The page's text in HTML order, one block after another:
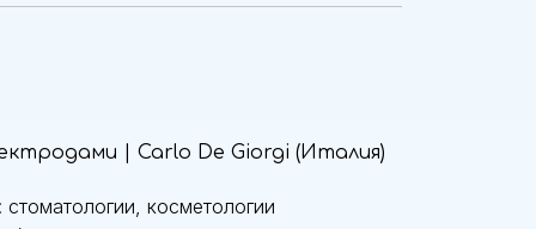
| Carlo De Giorgi (Италия)
косметологии